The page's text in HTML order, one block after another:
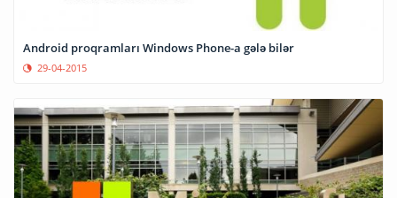
Android proqramları Windows Phone-a gələ bilər
29-04-2015